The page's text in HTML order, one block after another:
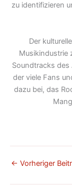
zu identifizieren
Der
Musikindustrie
Soundtracks des
der viele Fans
dazu bei, das
← Vorheriger